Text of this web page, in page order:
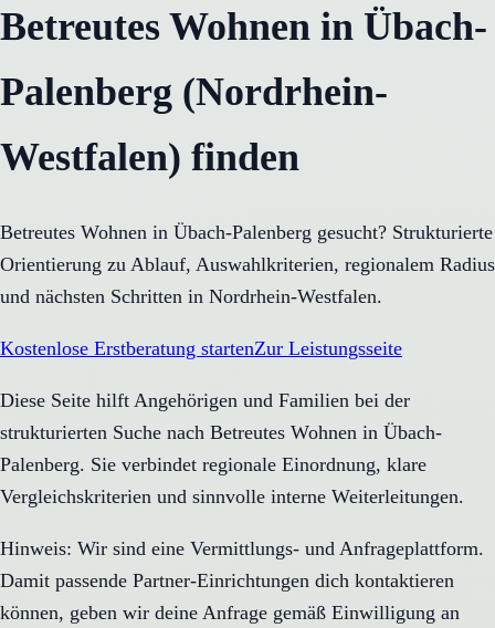
Betreutes Wohnen in Übach-
Palenberg (Nordrhein-
Westfalen) finden
Betreutes Wohnen in Übach-Palenberg gesucht? Strukturierte
Orientierung zu Ablauf, Auswahlkriterien, regionalem Radius
und nächsten Schritten in Nordrhein-Westfalen.
Kostenlose Erstberatung startenZur Leistungsseite
Diese Seite hilft Angehörigen und Familien bei der
strukturierten Suche nach Betreutes Wohnen in Übach-
Palenberg. Sie verbindet regionale Einordnung, klare
Vergleichskriterien und sinnvolle interne Weiterleitungen.
Hinweis: Wir sind eine Vermittlungs- und Anfrageplattform.
Damit passende Partner-Einrichtungen dich kontaktieren
können, geben wir deine Anfrage gemäß Einwilligung an